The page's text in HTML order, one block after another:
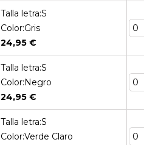
Talla letra:S
Color:Gris
24,95 €
Talla letra:S
Color:Negro
24,95 €
Talla letra:S
Color:Verde Claro